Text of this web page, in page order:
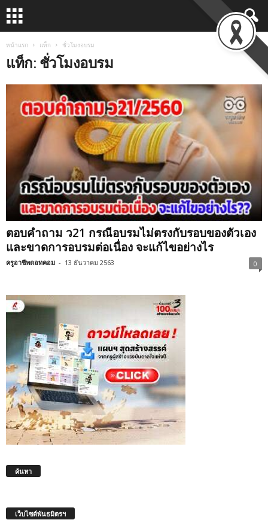
หน้าแรก แท็ก ชั่วโมงอบรม
แท็ก: ชั่วโมงอบรม
ตอบคำถาม ว21 กรณีอบรมไม่ตรงกับรอบของตัวเอง
และขาดการอบรมต่อเนื่อง จะแก้ไขอย่างไร
ครูอาชีพดอทคอม - 13 ธันวาคม 2563 0
ค้นหา
เว็บไซต์พันธมิตรฯ